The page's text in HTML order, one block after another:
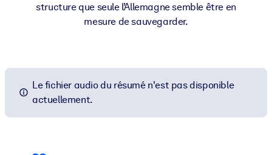
structure que seule l’Allemagne semble être en
mesure de sauvegarder.
Le fichier audio du résumé n'est pas disponible
actuellement.